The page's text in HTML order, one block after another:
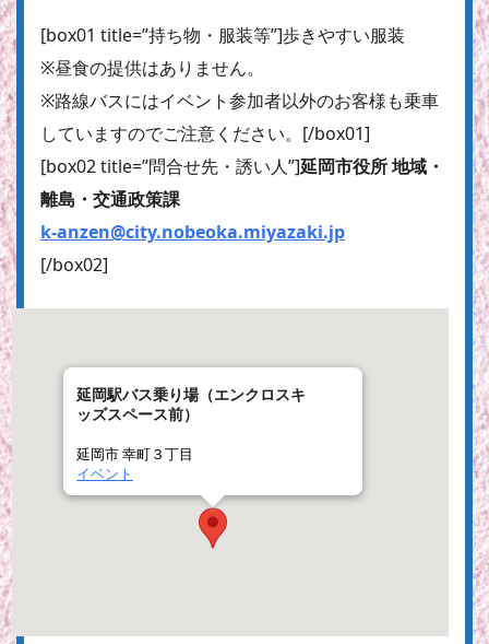
[box01 title=”持ち物・服装等”]歩きやすい服装
※昼食の提供はありません。
※路線バスにはイベント参加者以外のお客様も乗車
していますのでご注意ください。[/box01]
[box02 title=”問合せ先・誘い人”]延岡市役所 地域・
離島・交通政策課
k-anzen@city.nobeoka.miyazaki.jp
[/box02]
延岡駅バス乗り場（エンクロスキ
ッズスペース前）
延岡市 幸町３丁目
イベント